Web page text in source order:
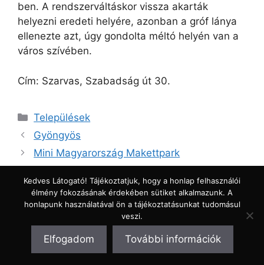
ben. A rendszerváltáskor vissza akarták
helyezni eredeti helyére, azonban a gróf lánya
ellenezte azt, úgy gondolta méltó helyén van a
város szívében.
Cím: Szarvas, Szabadság út 30.
Kategória
Települések
Gyöngyös
Mini Magyarország Makettpark
Aktív pihenés
Kedves Látogató! Tájékoztatjuk, hogy a honlap felhasználói
élmény fokozásának érdekében sütiket alkalmazunk. A
honlapunk használatával ön a tájékoztatásunkat tudomásul
veszi.
Elfogadom További információk